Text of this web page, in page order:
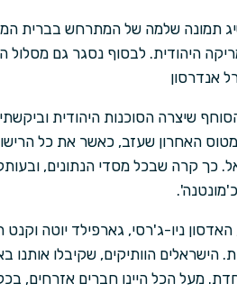
תמונה שלמה של המתרחש בברית
היהודית. לבסוף נסגר גם מסלול
אנדרסון
שיצרה הסוכנות היהודית
האחרון שעזב, כאשר את כל
כך קרה שבכל מסדי הנתונים,
ניו-ג'רסי, גארפילד יוטה וקנט
הישראלים הוותיקים, שקיבלו
מעל הכל היינו חברים אזרחים,